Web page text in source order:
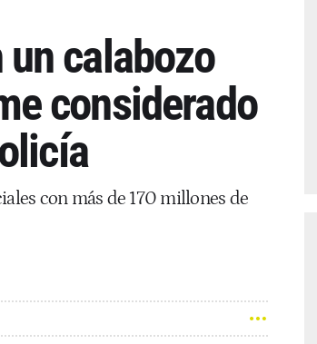
un calabozo
considerado
con más de 170 millones de